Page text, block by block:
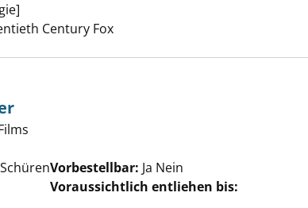
Century Fox
Vorbestellbar: Ja Nein
Voraussichtlich entliehen bis: